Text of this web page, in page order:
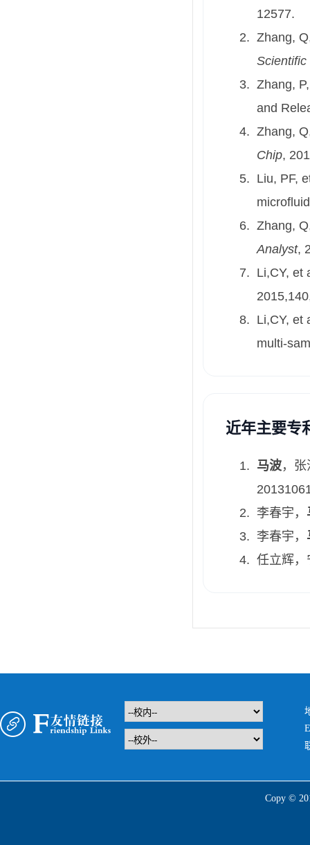
12577.
Zhang,
Scientific
Zhang,
and
Zhang,
Chip,
Liu, PF,
Zhang,
Analyst,
Li,CY, et
Li,CY, et
multi-
近年主要专
马波，
李春宇，
李春宇，
任立辉，
Copy ©